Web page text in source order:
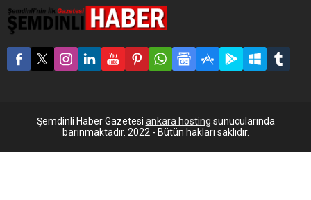
Nepal yaptığı açıklamada,
başkent Katmandu’nun 80
kilometre doğusundaki
Deurali köyünün dağlık
Arniko otobanında devrilen
Şemdinli Haber Gazetesi ankara hosting sunucularında
barınmaktadır. 2022 - Bütün hakları saklıdır.